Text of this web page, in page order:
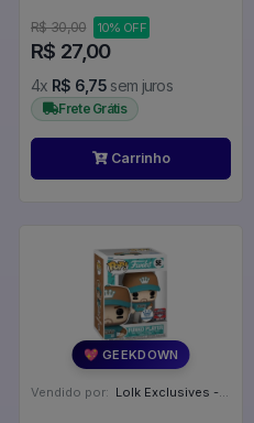
R$ 30,00 10% OFF
R$ 27,00
4x R$ 6,75 sem juros
Frete Grátis
Carrinho
💖 GEEKDOWN
Vendido por: Lolk Exclusives - SP